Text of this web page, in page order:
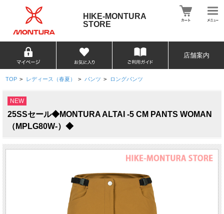
HIKE-MONTURA
STORE
店舗案内
TOP > レディース（春夏） > パンツ > ロングパンツ
NEW
25SSセール◆MONTURA ALTAI -5 CM PANTS WOMAN
（MPLG80W-）◆